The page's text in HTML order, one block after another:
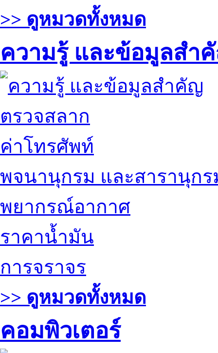
>> ดูหมวดทั้งหมด
ความรู้ และข้อมูลสำ
ตรวจสลาก
ค่าโทรศัพท์
พจนานุกรม และสารานุกร
พยากรณ์อากาศ
ราคาน้ำมัน
การจราจร
>> ดูหมวดทั้งหมด
คอมพิวเตอร์